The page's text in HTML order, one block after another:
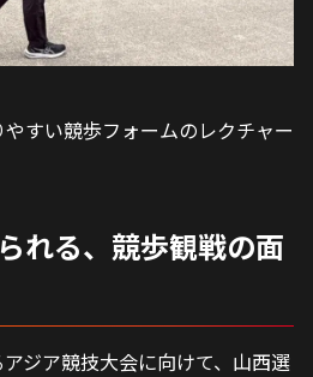
すい競歩フォームのレクチャー
れる、競歩観戦の面
ジア競技大会に向けて、山西選